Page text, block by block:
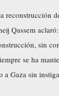
reconstrucción
Qassem
sin
se ha
a Gaza sin